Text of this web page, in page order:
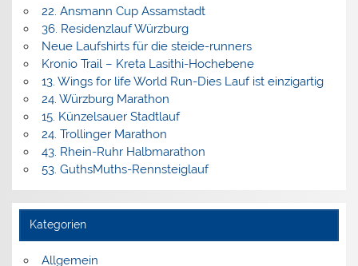
22. Ansmann Cup Assamstadt
36. Residenzlauf Würzburg
Neue Laufshirts für die steide-runners
Kronio Trail – Kreta Lasithi-Hochebene
13. Wings for life World Run-Dies Lauf ist einzigartig
24. Würzburg Marathon
15. Künzelsauer Stadtlauf
24. Trollinger Marathon
43. Rhein-Ruhr Halbmarathon
53. GuthsMuths-Rennsteiglauf
Kategorien
Allgemein